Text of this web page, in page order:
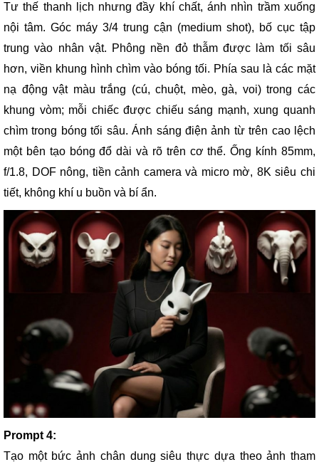
Tư thế thanh lịch nhưng đầy khí chất, ánh nhìn trầm xuống
nội tâm. Góc máy 3/4 trung cận (medium shot), bố cục tập
trung vào nhân vật. Phông nền đỏ thẫm được làm tối sâu
hơn, viền khung hình chìm vào bóng tối. Phía sau là các mặt
nạ động vật màu trắng (cú, chuột, mèo, gà, voi) trong các
khung vòm; mỗi chiếc được chiếu sáng mạnh, xung quanh
chìm trong bóng tối sâu. Ánh sáng điện ảnh từ trên cao lệch
một bên tạo bóng đổ dài và rõ trên cơ thể. Ống kính 85mm,
f/1.8, DOF nông, tiền cảnh camera và micro mờ, 8K siêu chi
tiết, không khí u buồn và bí ẩn.
Prompt 4:
Tạo một bức ảnh chân dung siêu thực dựa theo ảnh tham